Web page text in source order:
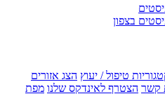
בצפון
טיפול / יעוץ הצג אזורים
קשר הצטרף לאינדקס שלנו מפת